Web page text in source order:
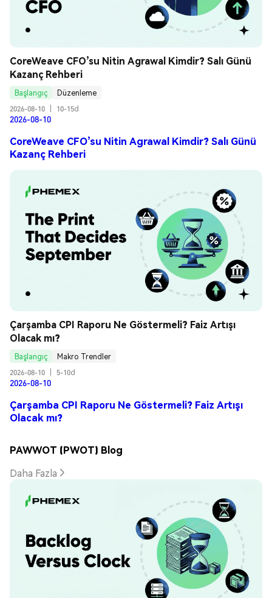
CoreWeave CFO’su Nitin Agrawal Kimdir? Salı Günü
Kazanç Rehberi
Başlangıç
Düzenleme
2026-08-10
10-15d
2026-08-10
CoreWeave CFO’su Nitin Agrawal Kimdir? Salı Günü
Kazanç Rehberi
Çarşamba CPI Raporu Ne Göstermeli? Faiz Artışı
Olacak mı?
Başlangıç
Makro Trendler
2026-08-10
5-10d
2026-08-10
Çarşamba CPI Raporu Ne Göstermeli? Faiz Artışı
Olacak mı?
PAWWOT (PWOT) Blog
Daha Fazla